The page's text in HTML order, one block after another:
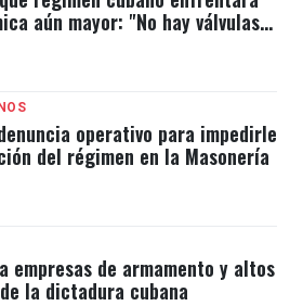
aún mayor: "No hay válvulas
operativo para impedirle
del régimen en la Masonería
empresas de armamento y altos
la dictadura cubana